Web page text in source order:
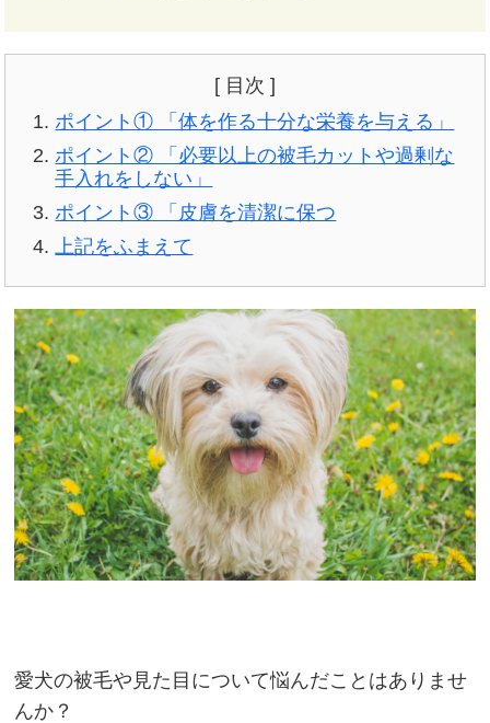
[ 目次 ]
ポイント① 「体を作る十分な栄養を与える」
ポイント② 「必要以上の被毛カットや過剰な
手入れをしない」
ポイント③ 「皮膚を清潔に保つ
上記をふまえて
愛犬の被毛や見た目について悩んだことはありませ
んか？